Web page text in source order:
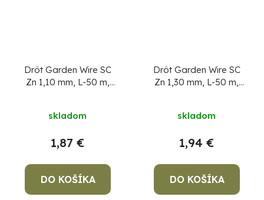
Drôt Garden Wire SC
Zn 1,10 mm, L-50 m,
skladom
1,87 €
DO KOŠÍKA
Drôt Garden Wire SC
Zn 1,30 mm, L-50 m,
skladom
1,94 €
DO KOŠÍKA